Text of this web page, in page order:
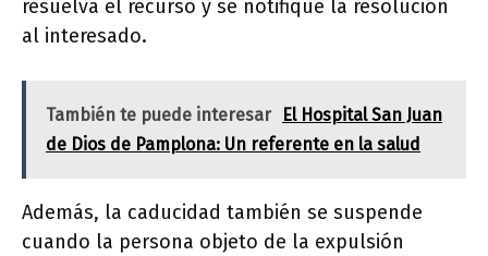
resuelva el recurso y se notifique la resolución
al interesado.
También te puede interesar
El Hospital San Juan
de Dios de Pamplona: Un referente en la salud
Además, la caducidad también se suspende
cuando la persona objeto de la expulsión